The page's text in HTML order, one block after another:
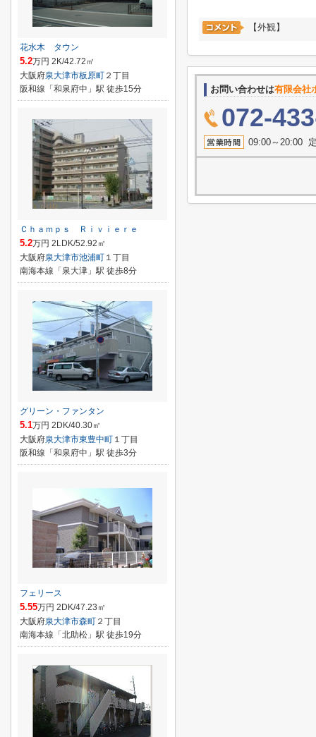
【外観】
お問い合わせは有限会社
072-
09:00～20:00
花水木 タウン
5.2万円 2K/42.72㎡
大阪府泉大津市板原町 ２丁目
阪和線「和泉府中」駅 徒歩15分
Ｃｈａｍｐｓ Ｒｉｖｉｅｒｅ
5.2万円 2LDK/52.92㎡
大阪府泉大津市池浦町 １丁目
南海本線「泉大津」駅 徒歩8分
グリーン・ファンタン
5.1万円 2DK/40.30㎡
大阪府泉大津市東豊中町 １丁目
阪和線「和泉府中」駅 徒歩3分
フェリース
5.55万円 2DK/47.23㎡
大阪府泉大津市森町 ２丁目
南海本線「北助松」駅 徒歩19分